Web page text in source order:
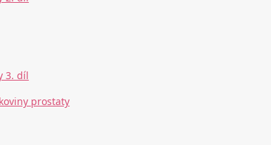
3. díl
prostaty